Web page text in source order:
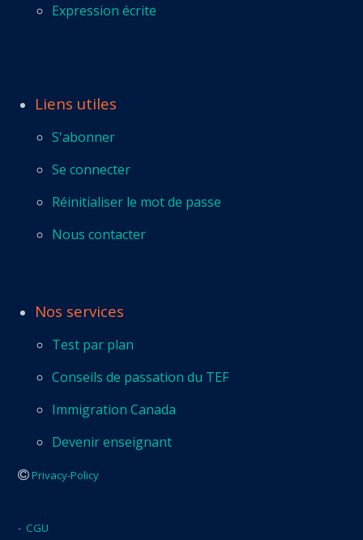
Expression écrite
Liens utiles
S'abonner
Se connecter
Réinitialiser le mot de passe
Nous contacter
Nos services
Test par plan
Conseils de passation du TEF
Immigration Canada
Devenir enseignant
Privacy-Policy
- CGU